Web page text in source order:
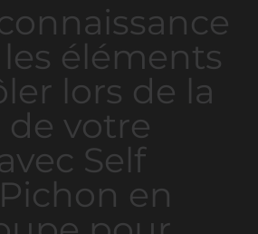
éléments
lors de la
de votre
Self
en